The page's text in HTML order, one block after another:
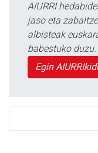
AIURRI
jaso eta
albisteak
babestuko duzu.
Egin